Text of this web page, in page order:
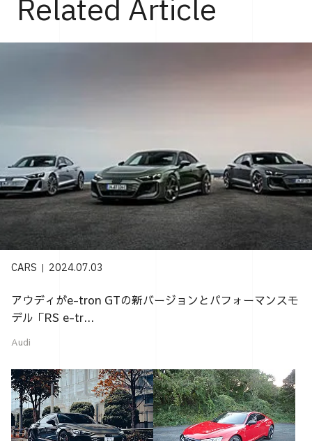
Related Article
CARS 2024.07.03
アウディがe-tron GTの新バージョンとパフォーマンスモ
デル「RS e-tr...
Audi